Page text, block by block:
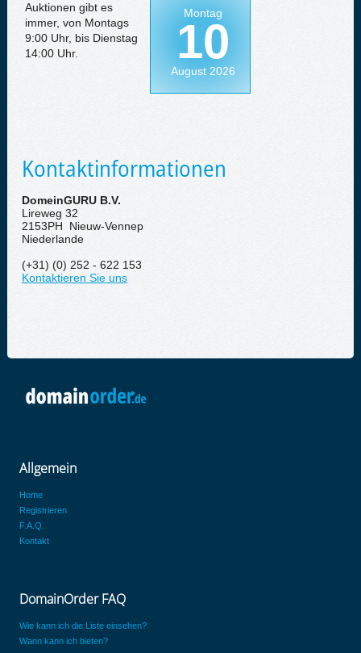
Auktionen gibt es
immer, von Montags
9:00 Uhr, bis Dienstag
14:00 Uhr.
Montag
10
August 2026
Kontaktinformationen
DomeinGURU B.V.
Lireweg 32
2153PH Nieuw-Vennep
Niederlande
(+31) (0) 252 - 622 153
Kontaktieren Sie uns
Allgemein
Home
Registrieren
F.A.Q.
Kontakt
DomainOrder FAQ
Wie kann ich die Liste einsehen?
Wann kann ich bieten?